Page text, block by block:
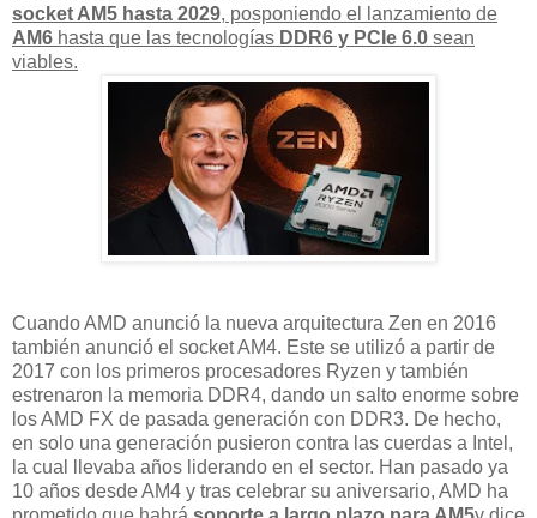
socket AM5 hasta 2029, posponiendo el lanzamiento de
AM6 hasta que las tecnologías DDR6 y PCIe 6.0 sean
viables.
Cuando AMD anunció la nueva arquitectura Zen en 2016
también anunció el socket AM4. Este se utilizó a partir de
2017 con los primeros procesadores Ryzen y también
estrenaron la memoria DDR4, dando un salto enorme sobre
los AMD FX de pasada generación con DDR3. De hecho,
en solo una generación pusieron contra las cuerdas a Intel,
la cual llevaba años liderando en el sector. Han pasado ya
10 años desde AM4 y tras celebrar su aniversario, AMD ha